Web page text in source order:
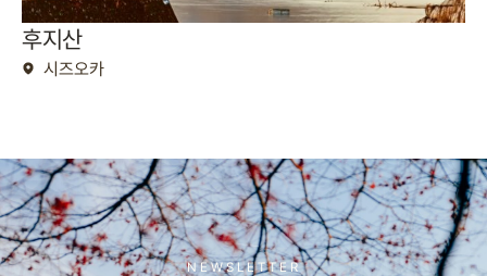
후지산
시즈오카
NEWSLETTER